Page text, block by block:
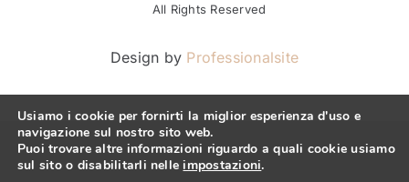
All Rights Reserved
Design by Professionalsite
Usiamo i cookie per fornirti la miglior esperienza d'uso e
navigazione sul nostro sito web.
Puoi trovare altre informazioni riguardo a quali cookie usiamo
sul sito o disabilitarli nelleimpostazioni.